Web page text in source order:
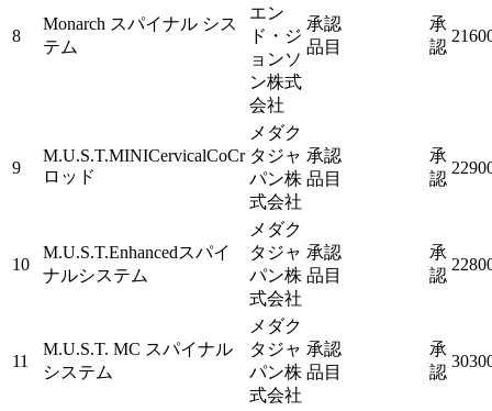
8
Monarch スパイナル シス
テム
エン
ド・ジ
ョンソ
ン株式
会社
承認
品目
承
認
9
M.U.S.T.MINICervicalCoCr
ロッド
メダク
タジャ
パン株
式会社
承認
品目
承
認
10
M.U.S.T.Enhancedスパイ
ナルシステム
メダク
タジャ
パン株
式会社
承認
品目
承
認
11
M.U.S.T. MC スパイナル
システム
メダク
タジャ
パン株
式会社
承認
品目
承
認